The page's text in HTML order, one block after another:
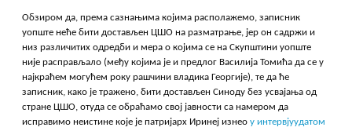
Обзиром да, према сазнањима којима располажемо, записник
уопште неће бити достављен ЦШО на разматрање, јер он садржи и
низ различитих одредби и мера о којима се на Скупштини уопште
није расправљало (међу којима је и предлог Василија Томића да се у
најкраћем могућем року рашчини владика Георгије), те да ће
записник, како је тражено, бити достављен Синоду без усвајања од
стране ЦШО, отуда се обраћамо свој јавности са намером да
исправимо неистине које је патријарх Иринеј изнеоу интервјуудатом